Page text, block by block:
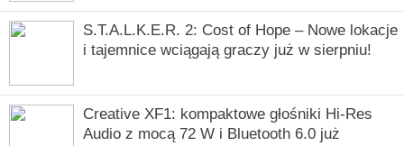
S.T.A.L.K.E.R. 2: Cost of Hope – Nowe lokacje
i tajemnice wciągają graczy już w sierpniu!
Creative XF1: kompaktowe głośniki Hi-Res
Audio z mocą 72 W i Bluetooth 6.0 już